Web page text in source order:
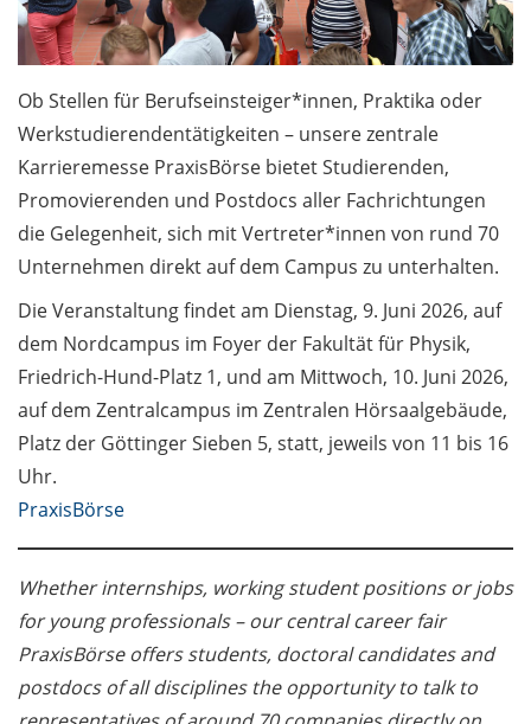
Tag der offenen
Sammlungen am 28.
Juni 2026 / Collections
Open Day on 28 June
2026 (in German)
Forum Wissen:
Podiumsgespräch und
Spieleparcours /
Discussion and play
PraxisBörse: Job- und
Karrieremesse / Job
and Career Fair
CIDAS: Marktplatz für
Abschlussarbeiten /
Marketplace for theses
Open Science Meet-up:
Rethinking Peer Review
in the Age of AI
SUB: Sammlungen im
Ob Stellen für Berufseinsteiger*innen, Praktika oder
Werkstudierendentätigkeiten – unsere zentrale
Karrieremesse PraxisBörse bietet Studierenden,
Promovierenden und Postdocs aller Fachrichtungen
die Gelegenheit, sich mit Vertreter*innen von rund 70
Unternehmen direkt auf dem Campus zu unterhalten.
Die Veranstaltung findet am Dienstag, 9. Juni 2026, auf
dem Nordcampus im Foyer der Fakultät für Physik,
Friedrich-Hund-Platz 1, und am Mittwoch, 10. Juni 2026,
auf dem Zentralcampus im Zentralen Hörsaalgebäude,
Platz der Göttinger Sieben 5, statt, jeweils von 11 bis 16
Uhr.
PraxisBörse
Whether internships, working student positions or jobs
for young professionals – our central career fair
PraxisBörse offers students, doctoral candidates and
postdocs of all disciplines the opportunity to talk to